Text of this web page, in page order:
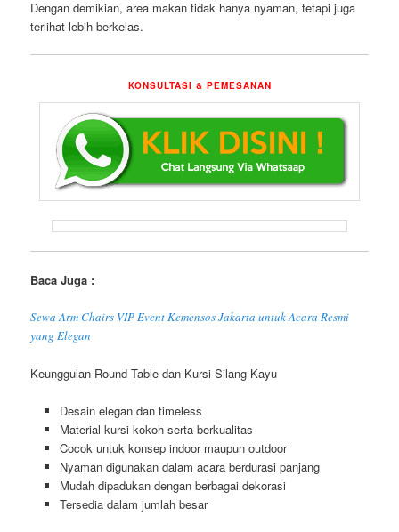
Dengan demikian, area makan tidak hanya nyaman, tetapi juga
terlihat lebih berkelas.
KONSULTASI & PEMESANAN
Baca Juga :
Sewa Arm Chairs VIP Event Kemensos Jakarta untuk Acara Resmi
yang Elegan
Keunggulan Round Table dan Kursi Silang Kayu
Desain elegan dan timeless
Material kursi kokoh serta berkualitas
Cocok untuk konsep indoor maupun outdoor
Nyaman digunakan dalam acara berdurasi panjang
Mudah dipadukan dengan berbagai dekorasi
Tersedia dalam jumlah besar